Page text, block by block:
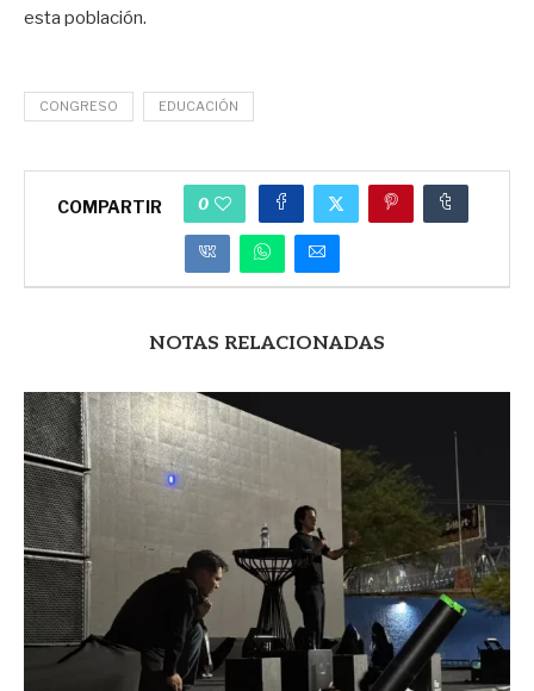
esta población.
CONGRESO EDUCACIÓN
COMPARTIR 0
NOTAS RELACIONADAS